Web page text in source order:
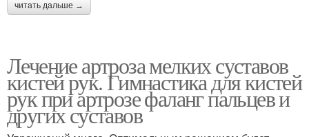
читать дальше →
Лечение артроза мелких суставов
кистей рук. Гимнастика для кистей
рук при артрозе фаланг пальцев и
других суставов